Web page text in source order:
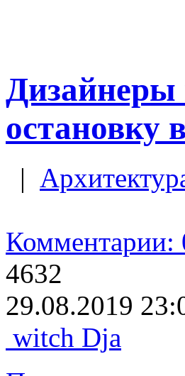
Дизайнеры
остановку
|
Комментарии:
4632
29.08.2019
witch Dja